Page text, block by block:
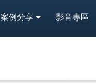
案例分享 影音專區